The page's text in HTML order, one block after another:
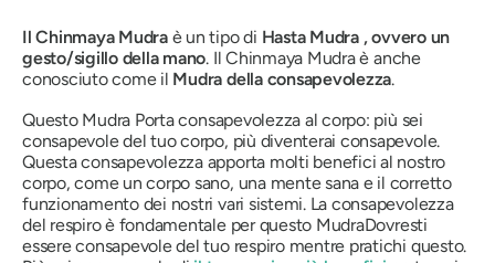
Il Chinmaya Mudraè un tipo di Hasta Mudra, ovvero un
gesto/sigillo della mano. Il Chinmaya Mudraè anche
conosciuto come il Mudra della consapevolezza.
Questo Mudra Porta consapevolezza al corpo: più sei
consapevole del tuo corpo, più diventerai consapevole.
Questa consapevolezza apporta molti benefici al nostro
corpo, come un corpo sano, una mente sana e il corretto
funzionamento dei nostri vari sistemi. La consapevolezza
del respiro è fondamentale per questo MudraDovresti
essere consapevole del tuo respiro mentre pratichi questo.